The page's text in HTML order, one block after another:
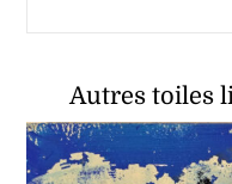
Autres toiles